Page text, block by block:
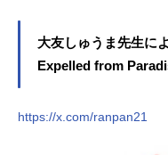
大友しゅうま先生に
Expelled from
https://x.com/ranpan21